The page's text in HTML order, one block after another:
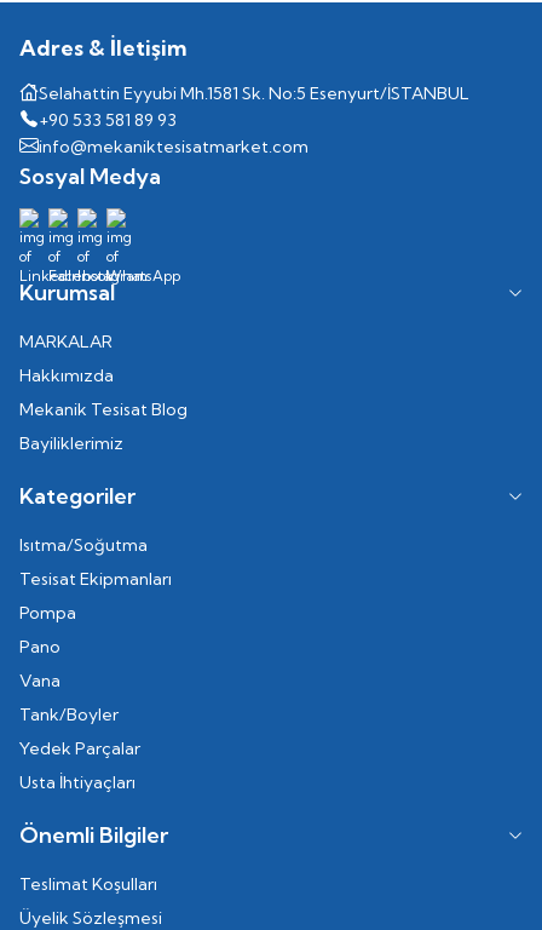
Adres & İletişim
Selahattin Eyyubi Mh.1581 Sk. No:5 Esenyurt/İSTANBUL
+90 533 581 89 93
info@mekaniktesisatmarket.com
Sosyal Medya
Kurumsal
MARKALAR
Hakkımızda
Mekanik Tesisat Blog
Bayiliklerimiz
Kategoriler
Isıtma/Soğutma
Tesisat Ekipmanları
Pompa
Pano
Vana
Tank/Boyler
Yedek Parçalar
Usta İhtiyaçları
Önemli Bilgiler
Teslimat Koşulları
Üyelik Sözleşmesi